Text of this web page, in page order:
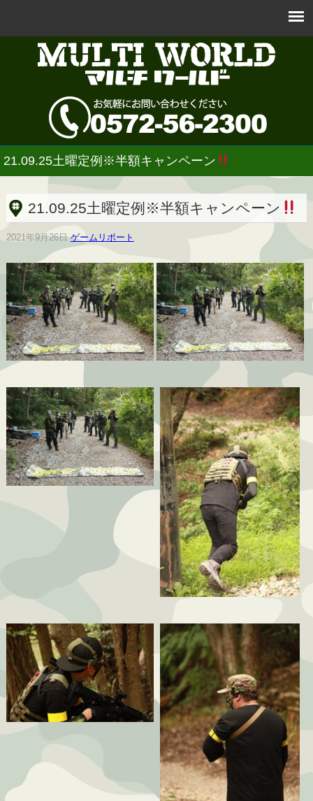
21.09.25土曜定例※半額キャンペーン
21.09.25土曜定例※半額キャンペーン
2021年9月26日 ゲームリポート